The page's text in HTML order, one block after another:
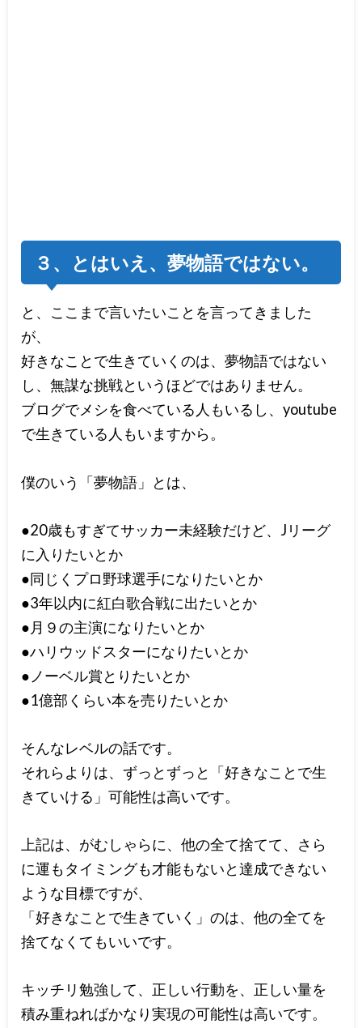
３、とはいえ、夢物語ではない。
と、ここまで言いたいことを言ってきました
が、
好きなことで生きていくのは、夢物語ではない
し、無謀な挑戦というほどではありません。
ブログでメシを食べている人もいるし、youtube
で生きている人もいますから。
僕のいう「夢物語」とは、
●20歳もすぎてサッカー未経験だけど、Jリーグ
に入りたいとか
●同じくプロ野球選手になりたいとか
●3年以内に紅白歌合戦に出たいとか
●月９の主演になりたいとか
●ハリウッドスターになりたいとか
●ノーベル賞とりたいとか
●1億部くらい本を売りたいとか
そんなレベルの話です。
それらよりは、ずっとずっと「好きなことで生
きていける」可能性は高いです。
上記は、がむしゃらに、他の全て捨てて、さら
に運もタイミングも才能もないと達成できない
ような目標ですが、
「好きなことで生きていく」のは、他の全てを
捨てなくてもいいです。
キッチリ勉強して、正しい行動を、正しい量を
積み重ねればかなり実現の可能性は高いです。